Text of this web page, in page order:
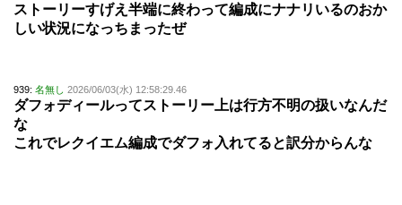
ストーリーすげえ半端に終わって編成にナナリいるのおか
しい状況になっちまったぜ
939: 名無し 2026/06/03(水) 12:58:29.46
ダフォディールってストーリー上は行方不明の扱いなんだ
な
これでレクイエム編成でダフォ入れてると訳分からんな